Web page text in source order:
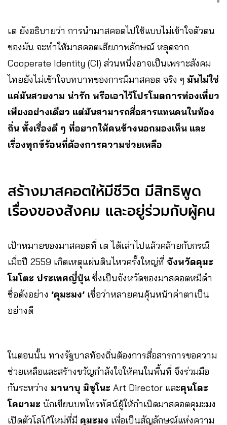
เต ยังอธิบายว่า การนำมาสคอตไปใช้แบบไม่เข้าใจตัวตน
ของมัน จะทำให้มาสคอตเสียภาพลักษณ์ หลุดจาก
Cooperate Identity (CI) ส่วนหนึ่งอาจเป็นเพราะสังคม
ไทยยังไม่เข้าใจบทบาทของการมีมาสคอต จริง ๆ มันไม่ใช่
แค่มันสวยงาม น่ารัก หรือเอาไว้โปรโมตการท่องเที่ยว
เพียงอย่างเดียว แต่มันสามารถสื่อสารแทนคนในท้อง
ถิ่น ทั้งเรื่องดี ๆ ที่อยากให้คนข้างนอกมองเห็น และ
เรื่องทุกข์ร้อนที่ต้องการความช่วยเหลือ
สร้างมาสคอตให้มีชีวิต มีสิทธิพูด
เรื่องของสังคม และอยู่ร่วมกับผู้คน
เป้าหมายของมาสคอตที่ เต ได้เล่าไปแล้วคล้ายกับกรณี
เมื่อปี 2559 เกิดเหตุแผ่นดินไหวครั้งใหญ่ที่ จังหวัดคุมะ
โมโตะ ประเทศญี่ปุ่น ซึ่งเป็นจังหวัดของมาสคอตหมีดำ
ชื่อดังอย่าง ‘คุมะมง’ เชื่อว่าหลายคนคุ้นหน้าค่าตาเป็น
อย่างดี
ในตอนนั้น ทางรัฐบาลท้องถิ่นต้องการสื่อสารการขอความ
ช่วยเหลือและสร้างขวัญกำลังใจให้คนในพื้นที่ จึงร่วมมือ
กันระหว่าง มานาบุ มิซุโนะ Art Director และคุนโดะ
โคยามะ นักเขียนบทโทรทัศน์ผู้ให้กำเนิดมาสคอตคุมะมง
เปิดตัวโลโก้ใหม่ที่มี คุมะมง เพื่อเป็นสัญลักษณ์แห่งความ